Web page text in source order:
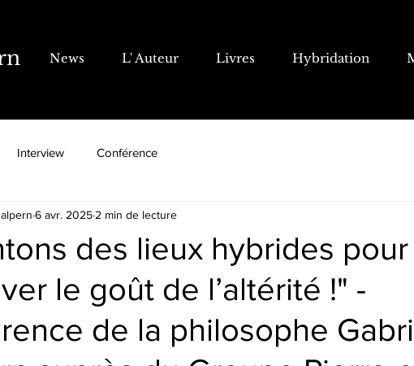
News L' Auteur Livres Hybridation
Interview Conférence
des lieux hybrides pour
le goût de l’altérité !" -
de la philosophe
6 avr. 2025 2 min de lecture